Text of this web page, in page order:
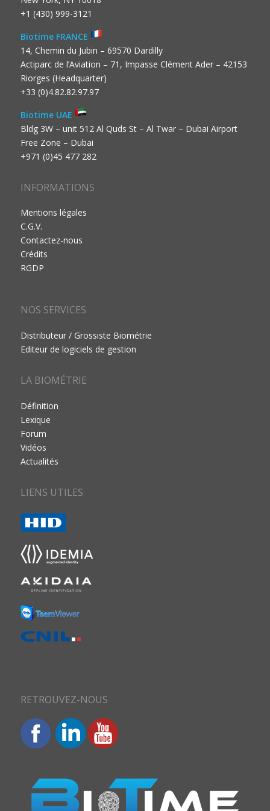
+1 (430) 999-3121
Biotime FRANCE
14, Chemin du Jubin – 69570 Dardilly
Actiparc de l’Aviation – 71, Impasse Clément Ader – 42153
Riorges (Headquarter)
+33 (0)4.82.82.97.97
Biotime UAE
Bldg 3W – unit 512 Al Quds St – Al Twar – Dubai Airport
Free Zone – Dubai
+971 (0)45 477 282
INFORMATIONS
Mentions légales
C.G.V.
Contactez-nous
Crédits
RGDP
NOS SERVICES
Distributeur / Grossiste Biométrie
Editeur de logiciels de gestion
LA BIOMÉTRIE
Définition
Lexique
Forum
Vidéos
Actualités
LIENS UTILES
RETROUVEZ-NOUS